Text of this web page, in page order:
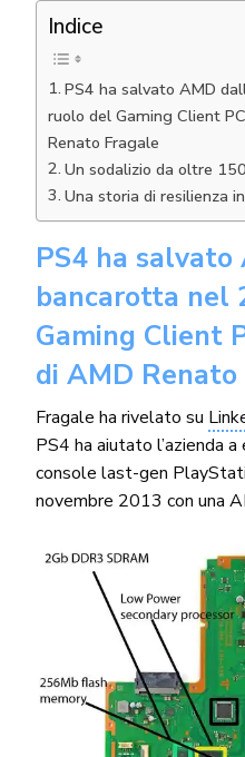
Indice
PS4 ha salvato AMD
ruolo del Gaming Client
Renato Fragale
Un sodalizio da oltre
Una storia di resilienza
PS4 ha
bancarotta nel
Gaming Client
di AMD
Fragale ha rivelato su
PS4 ha aiutato l’azienda
console last-gen
novembre 2013 con una